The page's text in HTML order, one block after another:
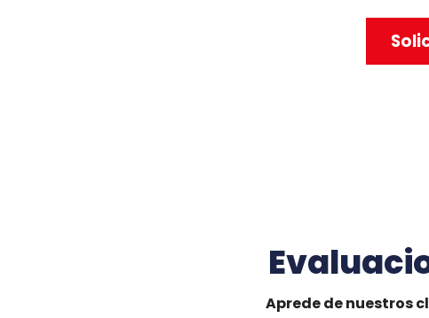
Aprede de nuestros